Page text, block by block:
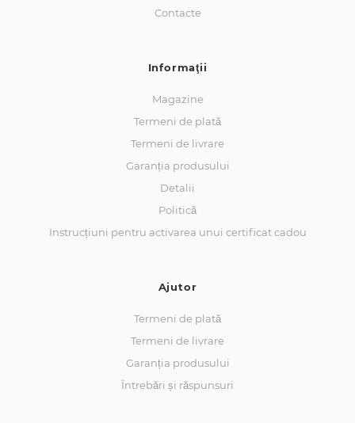
Contacte
Informaţii
Magazine
Termeni de plată
Termeni de livrare
Garanția produsului
Detalii
Politică
Instrucțiuni pentru activarea unui certificat cadou
Ajutor
Termeni de plată
Termeni de livrare
Garanția produsului
Întrebări și răspunsuri